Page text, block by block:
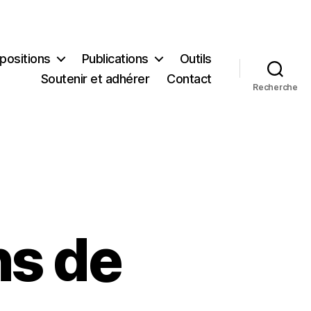
Publications
Outils
Soutenir et adhérer
Contact
Recherche
de